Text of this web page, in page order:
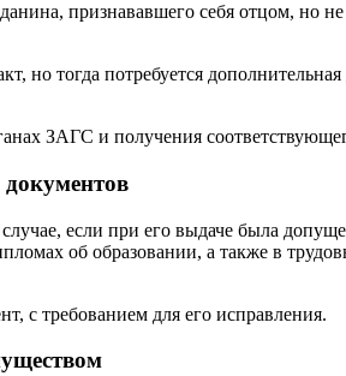
признававшего себя отцом, но
тогда потребуется
ЗАГС и получения
если при его выдаче была
об образовании, а также в
с требованием для его исправления.